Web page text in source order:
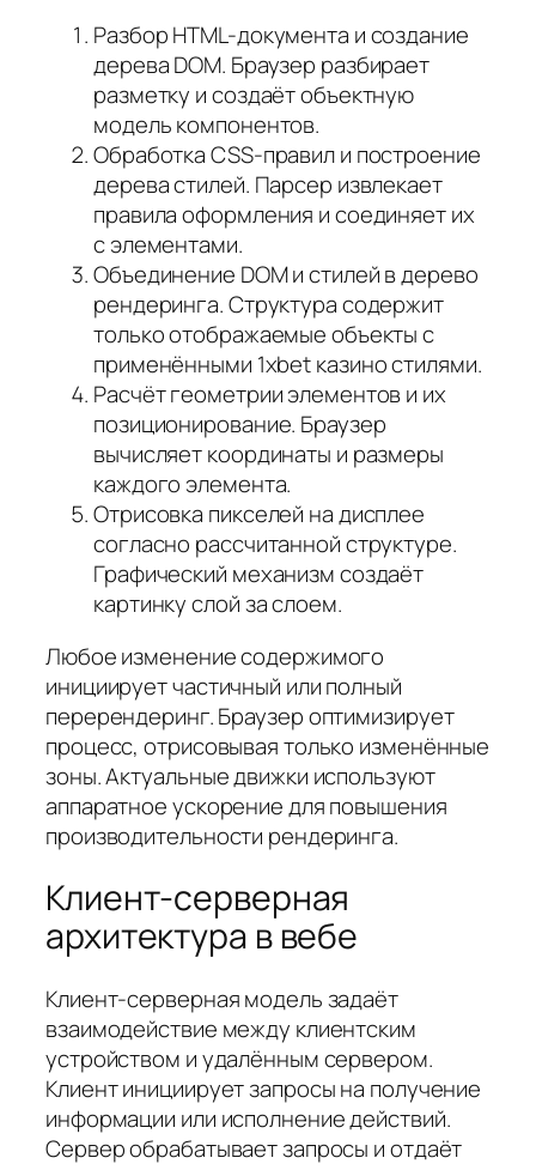
Разбор HTML-документа и создание
дерева DOM. Браузер разбирает
разметку и создаёт объектную
модель компонентов.
Обработка CSS-правил и построение
дерева стилей. Парсер извлекает
правила оформления и соединяет их
с элементами.
Объединение DOM и стилей в дерево
рендеринга. Структура содержит
только отображаемые объекты с
применёнными 1xbet казино стилями.
Расчёт геометрии элементов и их
позиционирование. Браузер
вычисляет координаты и размеры
каждого элемента.
Отрисовка пикселей на дисплее
согласно рассчитанной структуре.
Графический механизм создаёт
картинку слой за слоем.
Любое изменение содержимого
инициирует частичный или полный
перерендеринг. Браузер оптимизирует
процесс, отрисовывая только изменённые
зоны. Актуальные движки используют
аппаратное ускорение для повышения
производительности рендеринга.
Клиент-серверная
архитектура в вебе
Клиент-серверная модель задаёт
взаимодействие между клиентским
устройством и удалённым сервером.
Клиент инициирует запросы на получение
информации или исполнение действий.
Сервер обрабатывает запросы и отдаёт